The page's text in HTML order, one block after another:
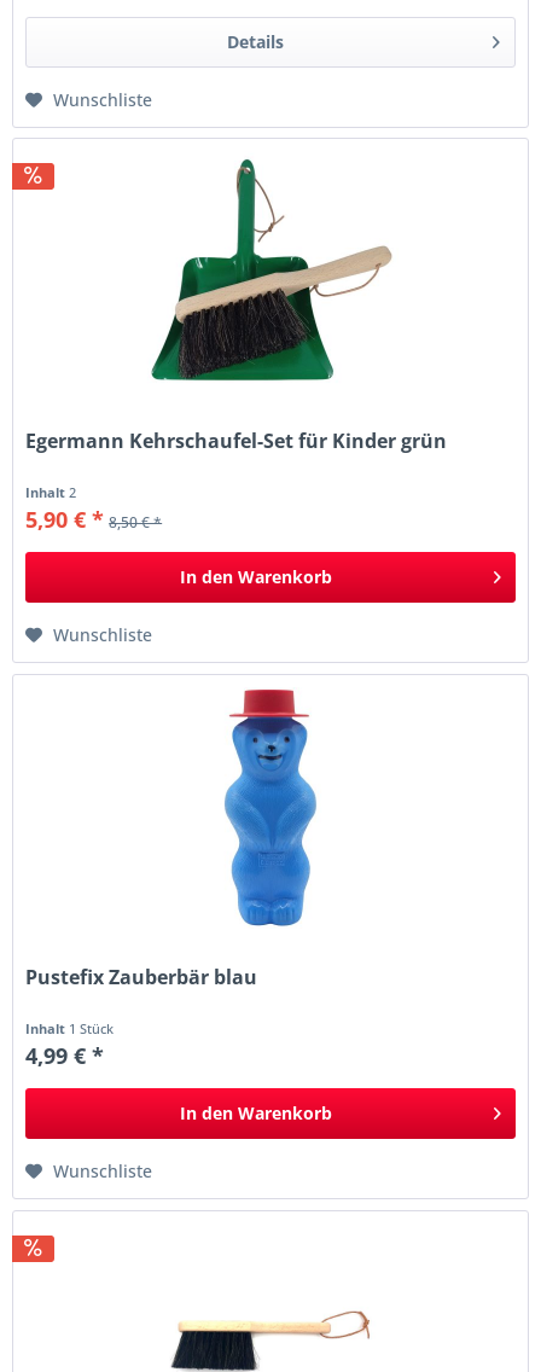
Details
Wunschliste
Egermann Kehrschaufel-Set für Kinder grün
Inhalt2
5,90 € * 8,50 € *
In den Warenkorb
Wunschliste
Pustefix Zauberbär blau
Inhalt 1 Stück
4,99 € *
In den Warenkorb
Wunschliste